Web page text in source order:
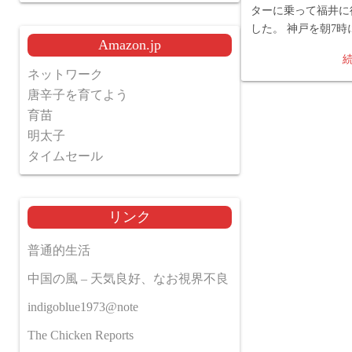
ターに乗って福井に
した。 神戸を朝7
Amazon.jp
ネットワーク
唐辛子を育てよう
育苗
明太子
タイムセール
リンク
普通的生活
中国の風 – 天気良好、なお視界不良
indigoblue1973@note
The Chicken Reports